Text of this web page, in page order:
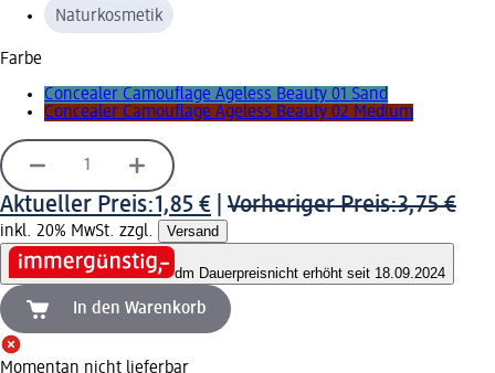
Naturkosmetik
Farbe
Concealer Camouflage Ageless Beauty 01 Sand
Concealer Camouflage Ageless Beauty 02 Medium
Aktueller Preis:1,85 € Vorheriger Preis:3,75 €
inkl. 20% MwSt. zzgl. Versand
dm Dauerpreisnicht erhöht seit 18.09.2024
In den Warenkorb
Momentan nicht lieferbar